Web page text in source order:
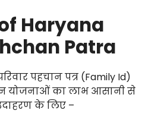
Haryana
Patra
पहचान पत्र (Family Id)
योजनाओं का लाभ आसानी से
के लिए –